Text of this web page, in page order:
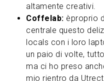
altamente creativi.
Coffelab: èproprio
centrale questo
locals con i loro
un paio di volte,
ma ci ho preso
mio rientro da